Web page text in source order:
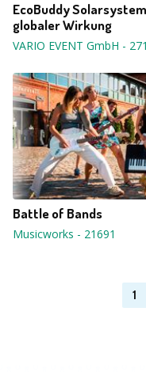
EcoBuddy
globaler Wirkung
VARIO EVENT GmbH -
Battle of Bands
Musicworks - 21691
1